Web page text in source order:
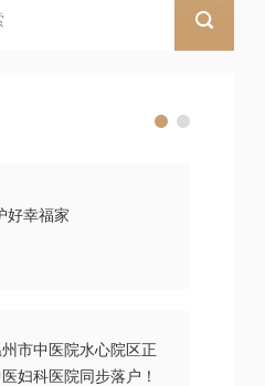
好幸福家
市中医院水心院区正
妇科医院同步落户！